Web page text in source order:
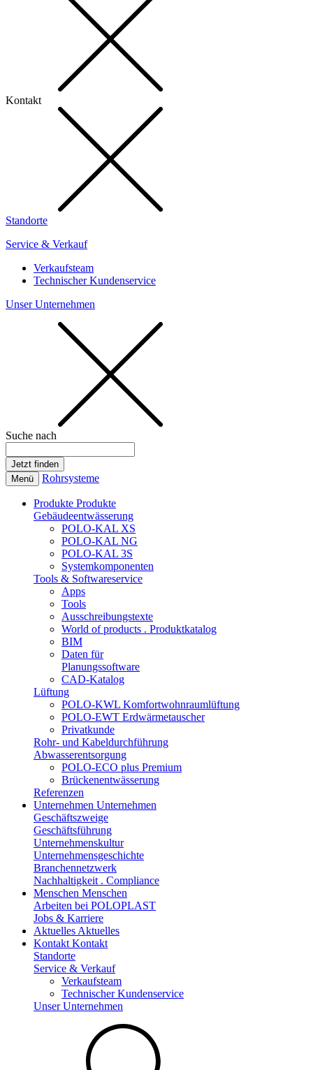
Kontakt
Standorte
Service & Verkauf
Verkaufsteam
Technischer Kundenservice
Unser Unternehmen
Suche nach
Menü Rohrsysteme
Produkte Produkte
Gebäudeentwässerung
POLO-KAL XS
POLO-KAL NG
POLO-KAL 3S
Systemkomponenten
Tools & Softwareservice
Apps
Tools
Ausschreibungstexte
World of products . Produktkatalog
BIM
Daten für
Planungssoftware
CAD-Katalog
Lüftung
POLO-KWL Komfortwohnraumlüftung
POLO-EWT Erdwärmetauscher
Privatkunde
Rohr- und Kabeldurchführung
Abwasserentsorgung
POLO-ECO plus Premium
Brückenentwässerung
Referenzen
Unternehmen Unternehmen
Geschäftszweige
Geschäftsführung
Unternehmenskultur
Unternehmensgeschichte
Branchennetzwerk
Nachhaltigkeit . Compliance
Menschen Menschen
Arbeiten bei POLOPLAST
Jobs & Karriere
Aktuelles Aktuelles
Kontakt Kontakt
Standorte
Service & Verkauf
Verkaufsteam
Technischer Kundenservice
Unser Unternehmen